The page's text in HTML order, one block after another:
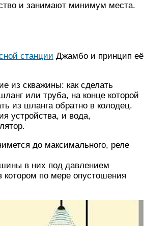
и занимают минимум места.
станции Джамбо и принцип её
из скважины: как сделать
или труба, на конце которой
из шланга обратно в колодец.
устройства, и вода,
до максимального, реле
в них под давлением
котором по мере опустошения